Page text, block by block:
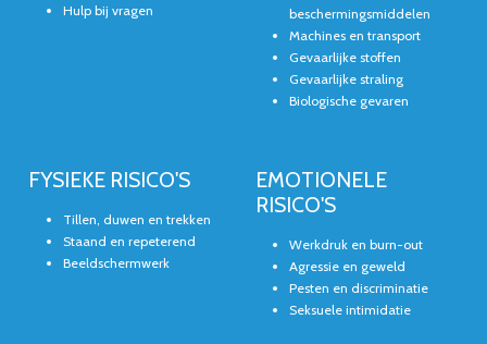
Hulp bij vragen
beschermingsmiddelen
Machines en transport
Gevaarlijke stoffen
Gevaarlijke straling
Biologische gevaren
FYSIEKE RISICO'S
Tillen, duwen en trekken
Staand en repeterend
Beeldschermwerk
EMOTIONELE
RISICO'S
Werkdruk en burn-out
Agressie en geweld
Pesten en discriminatie
Seksuele intimidatie